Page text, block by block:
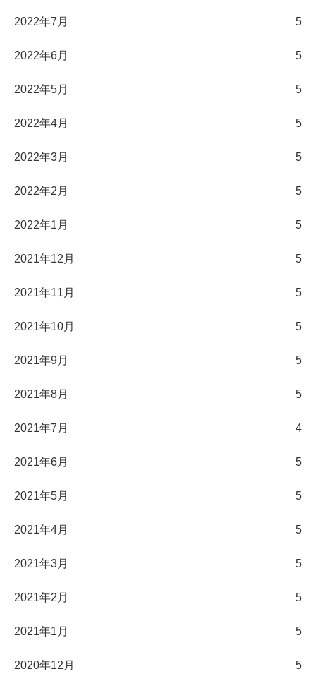
2022年7月 5
2022年6月 5
2022年5月 5
2022年4月 5
2022年3月 5
2022年2月 5
2022年1月 5
2021年12月 5
2021年11月 5
2021年10月 5
2021年9月 5
2021年8月 5
2021年7月 4
2021年6月 5
2021年5月 5
2021年4月 5
2021年3月 5
2021年2月 5
2021年1月 5
2020年12月 5